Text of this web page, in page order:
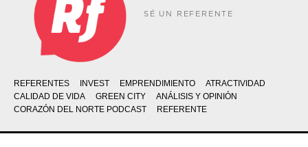
SÉ UN REFERENTE
REFERENTES INVEST EMPRENDIMIENTO
ATRACTIVIDAD
CALIDAD DE VIDA
GREEN CITY
ANÁLISIS Y OPINIÓN
CORAZÓN DEL NORTE PODCAST
REFERENTE